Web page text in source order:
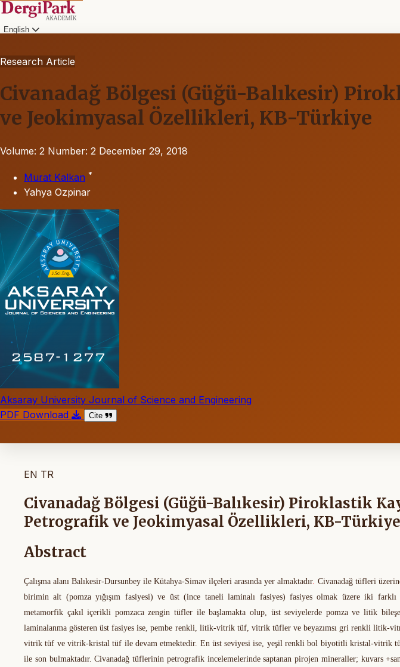
English
Research Article
Civanadağ Bölgesi (Güğü-Balıkesir)
ve Jeokimyasal Özellikleri, KB-Türkiye
Volume: 2 Number: 2 December 29, 2018
Murat Kalkan *
Yahya Ozpinar
Aksaray University Journal of Science and Engineering
PDF Download
Cite
EN TR
Civanadağ Bölgesi (Güğü-Balıkesir) Piroklastik
Petrografik ve Jeokimyasal Özellikleri, KB-Türkiye
Abstract
Çalışma alanı Balıkesir-Dursunbey ile Kütahya-Simav ilçeleri arasında yer almaktadır. Civanadağ tüfleri
birimin alt (pomza yığışım fasiyesi) ve üst (ince taneli laminalı fasiyes) fasiyes olmak üzere iki farklı
metamorfik çakıl içerikli pomzaca zengin tüfler ile başlamakta olup, üst seviyelerde pomza ve litik
laminalanma gösteren üst fasiyes ise, pembe renkli, litik-vitrik tüf, vitrik tüfler ve beyazımsı gri renkli litik-
vitrik tüf ve vitrik-kristal tüf ile devam etmektedir. En üst seviyesi ise, yeşil renkli bol biyotitli kristal-vitrik
ile son bulmaktadır.Civanadağ tüflerinin petrografikincelemelerinde saptanan pirojen mineraller; kuvars